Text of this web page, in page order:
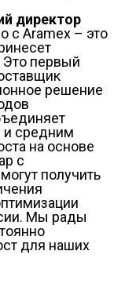
директор
с Aramex – это
первый
решение
и средним
на основе
с
получить
Мы рады
для наших